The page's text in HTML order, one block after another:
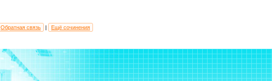
Обратная связь | Ещё сочинения